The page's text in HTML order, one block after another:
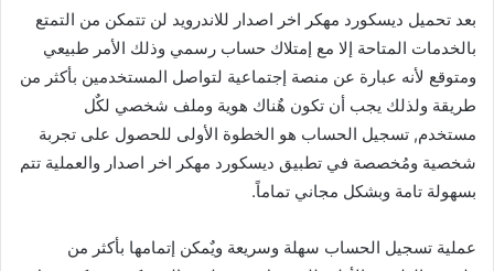
بعد تحميل ديسكورد مهكر اخر اصدار للاندرويد لن تتمكن من التمتع
بالخدمات المتاحة إلا مع إمتلاك حساب رسمي وذلك الأمر طبيعي
ومتوقع لأنه عبارة عن منصة إجتماعية لتواصل المستخدمين بأكثر من
طريقة ولذلك يجب أن تكون هٌناك هوية وملف شخصي لكٌل
مستخدم, تسجيل الحساب هو الخطوة الأولى للحصول على تجربة
شخصية ومُخصصة في تطبيق ديسكورد مهكر اخر اصدار والعملية تتم
بسهولة تامة وبشكل مجاني تماماً.
عملية تسجيل الحساب سهلة وسريعة ويٌمكن إتمامها بأكثر من